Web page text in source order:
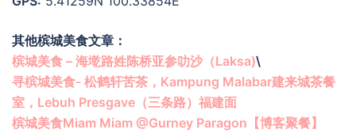
其他槟城美食文章：
槟城美食 – 海墘路姓陈桥亚参叻沙（Laksa)\
寻槟城美食- 松鹤轩苦茶，Kampung Malabar建来城茶餐
室，Lebuh Presgave（三条路）福建面
槟城美食Miam Miam @Gurney Paragon【博客聚餐】